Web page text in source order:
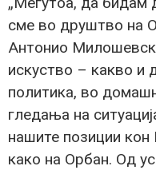
сме во друштво на
Антонио
искуство – какво и
политика, во
гледања на
нашите позиции
како на Орбан. Од